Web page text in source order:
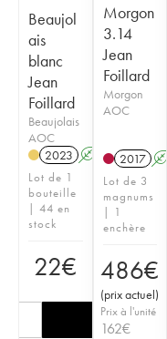
Beaujol
ais
blanc
Jean
Foillard
Beaujolais
AOC
2023 A
Lot de 1
bouteille
| 44 en
stock
22€
Morgon
3.14
Jean
Foillard
Morgon
AOC
2017 A
Lot de 3
magnums
| 1
enchère
486€
(prix actuel)
Prix à l'unité
162€